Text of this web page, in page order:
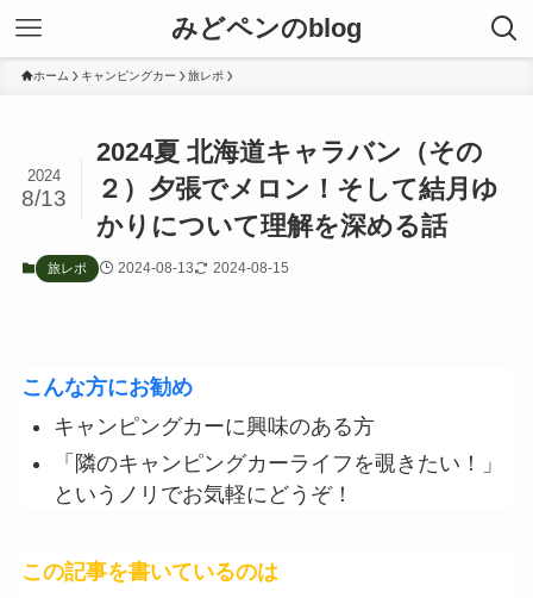
みどペンのblog
ホーム キャンピングカー 旅レポ
2024夏 北海道キャラバン（その
２）夕張でメロン！そして結月ゆ
かりについて理解を深める話
2024
8/13
旅レポ 2024-08-13 2024-08-15
こんな方にお勧め
キャンピングカーに興味のある方
「隣のキャンピングカーライフを覗きたい！」
というノリでお気軽にどうぞ！
この記事を書いているのは